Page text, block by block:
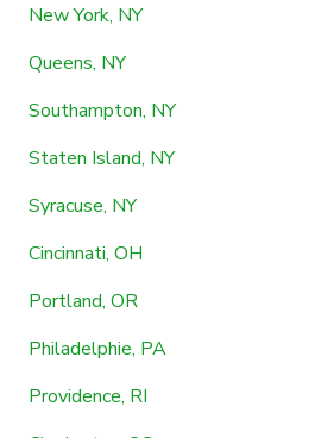
New York, NY
Queens, NY
Southampton, NY
Staten Island, NY
Syracuse, NY
Cincinnati, OH
Portland, OR
Philadelphie, PA
Providence, RI